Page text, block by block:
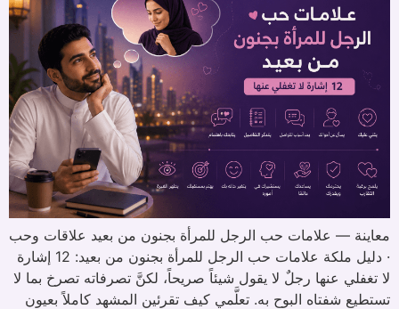
معاينة — علامات حب الرجل للمرأة بجنون من بعيد علاقات وحب
· دليل ملكة علامات حب الرجل للمرأة بجنون من بعيد: 12 إشارة
لا تغفلي عنها رجلٌ لا يقول شيئاً صريحاً، لكنَّ تصرفاته تصرخ بما لا
تستطيع شفتاه البوح به. تعلَّمي كيف تقرئين المشهد كاملاً بعيون